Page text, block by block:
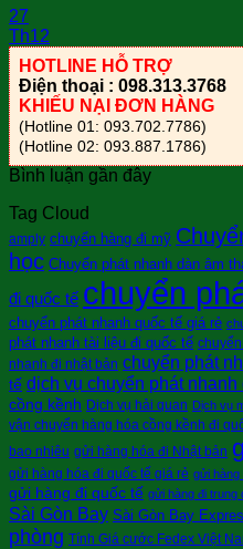
27
Th12
HOTLINE HỖ TRỢ
Điện thoại : 098.313.3768
KHIẾU NẠI ĐƠN HÀNG
(Hotline 01: 093.702.7786)
(Hotline 02: 093.887.1786)
Bình luận gần đây
Tag Cloud
amply chuyển hàng đi mỹ
học Chuyển phát nhanh dàn âm
đi quốc tế chuyển
chuyển phát nhanh quốc tế giá rẻ
phát nhanh tài liệu đi quốc tế
nhanh đi nhật bản chuyển phát
tế dịch vụ chuyển phát nhanh
cồng kềnh Dịch vụ hải quan Dịch vụ
vận chuyển hàng hóa cồng kềnh đi
bao nhiêu gửi hàng hóa đi Nhật bản
gửi hàng hóa đi quốc tế giá rẻ gửi hàng
gửi hàng đi quốc tế gửi hàng đi trung
Sài Gòn Bay Sài Gòn Bay
phòng Tính Giá cước Fedex Việt